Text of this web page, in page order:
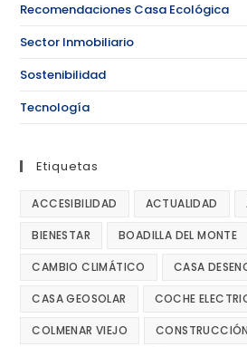
Recomendaciones Casa Ecológica
Sector Inmobiliario
Sostenibilidad
Tecnología
Etiquetas
ACCESIBILIDAD ACTUALIDAD
BIENESTAR BOADILLA DEL MONTE
CAMBIO CLIMÁTICO CASA
CASA GEOSOLAR COCHE
COLMENAR VIEJO CONSTRUCCIÓN